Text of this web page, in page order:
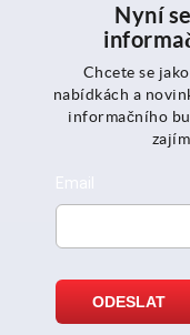
Nyní
Chcete se
nabídkách a
informačního